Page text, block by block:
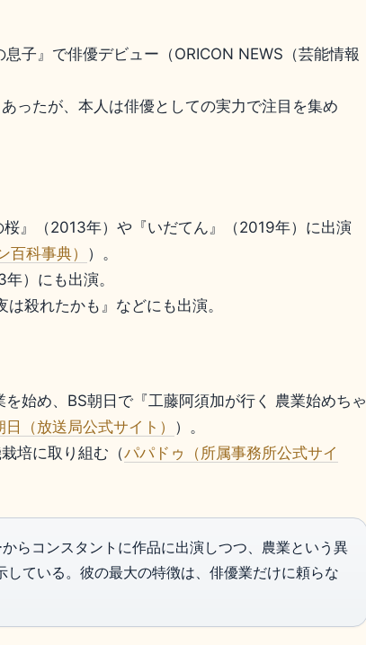
子』で俳優デビュー（ORICON NEWS（芸能情報
ったが、本人は俳優としての実力で注目を集め
』（2013年）や『いだてん』（2019年）に出演
科事典） ）。
）にも出演。
殺れたかも』などにも出演。
始め、BS朝日で『工藤阿須加が行く 農業始めちゃ
日（放送局公式サイト） ）。
培に取り組む（パパドゥ（所属事務所公式サイ
らコンスタントに作品に出演しつつ、農業という異
している。彼の最大の特徴は、俳優業だけに頼らな